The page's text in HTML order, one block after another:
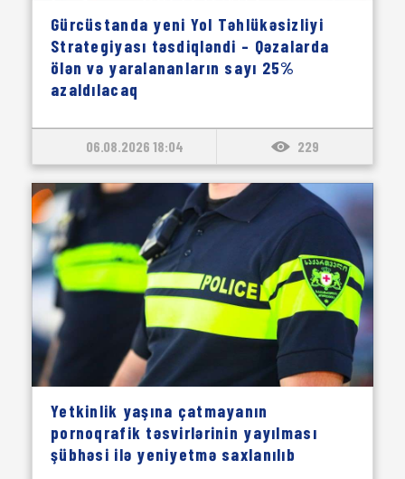
Gürcüstanda yeni Yol Təhlükəsizliyi
Strategiyası təsdiqləndi – Qəzalarda
ölən və yaralananların sayı 25%
azaldılacaq
06.08.2026 18:04 229
Yetkinlik yaşına çatmayanın
pornoqrafik təsvirlərinin yayılması
şübhəsi ilə yeniyetmə saxlanılıb